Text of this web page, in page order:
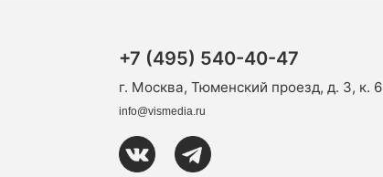
+7 (495) 540-40-47
г. Москва, Тюменский проезд, д. 3, к. 6
info@vismedia.ru